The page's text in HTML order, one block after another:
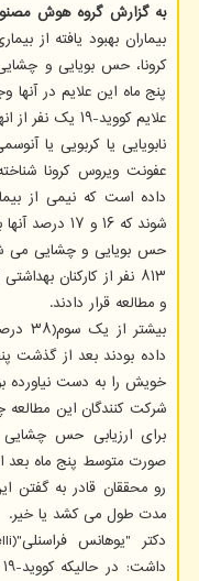
به گزارش گروه هوش
کرونا، حس بویایی و
پنج ماه این علایم در
علایم کووید-۱۹ یک نفر از انها از "آنوسمی" رنج می برند.
عفونت ویروس کرونا
داده است که نیمی از
شوند که ۱۶ و
حس بویایی و چشایی می
و مطالعه قرار دادند.
داده بودند بعد از
خویش را به دست نیاورده
شرکت کنندگان این مطالعه
برای ارزیابی حس چشایی
رو محققان قادر به گفتن
مدت طول می کشد یا خیر.